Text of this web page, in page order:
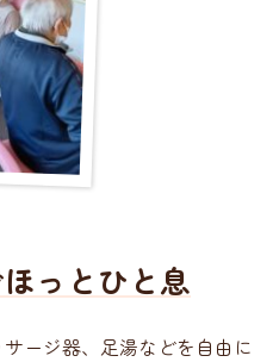
っとひと息
ージ器、足湯などを自由に